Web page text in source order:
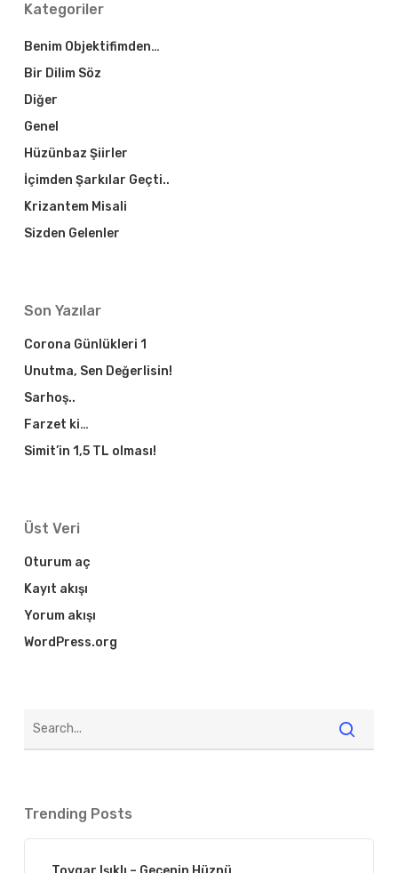
Kategoriler
Benim Objektifimden…
Bir Dilim Söz
Diğer
Genel
Hüzünbaz Şiirler
İçimden Şarkılar Geçti..
Krizantem Misali
Sizden Gelenler
Son Yazılar
Corona Günlükleri 1
Unutma, Sen Değerlisin!
Sarhoş..
Farzet ki…
Simit’in 1,5 TL olması!
Üst Veri
Oturum aç
Kayıt akışı
Yorum akışı
WordPress.org
Trending Posts